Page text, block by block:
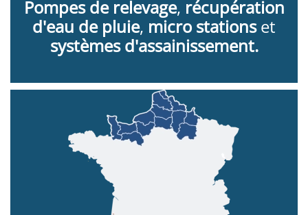
Pompes de relevage, récupération
d'eau de pluie, micro stationset
systèmes d'assainissement.